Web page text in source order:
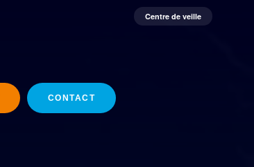
Centre de veille
CONTACT